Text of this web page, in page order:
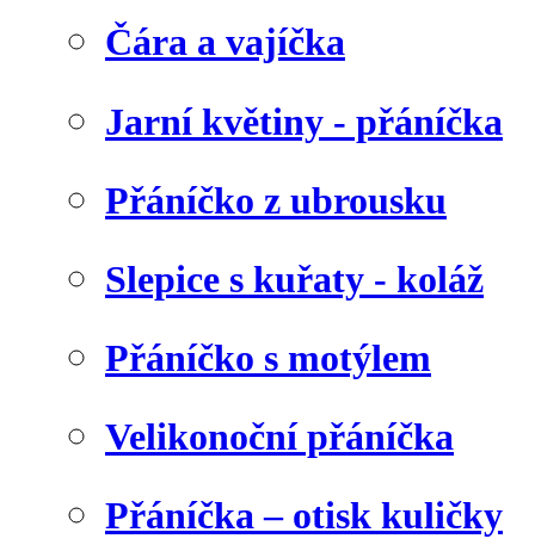
Čára a vajíčka
Jarní květiny - přáníčka
Přáníčko z ubrousku
Slepice s kuřaty - koláž
Přáníčko s motýlem
Velikonoční přáníčka
Přáníčka – otisk kuličky